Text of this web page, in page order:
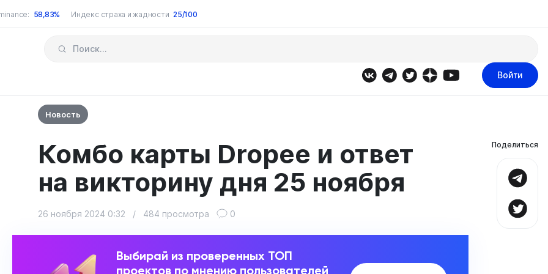
58,83% Индекс страха и жадности 25/100
Войти
Новость
Комбо карты Dropee и ответ
на викторину дня 25 ноября
26 ноября 2024 0:32 / 484 просмотра 0
Выбирай из проверенных ТОП
проектов по мнению пользователей
Поделиться